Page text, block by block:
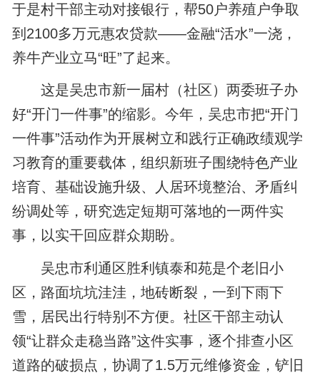
于是村干部主动对接银行，帮50户养殖户争取
到2100多万元惠农贷款——金融“活水”一浇，
养牛产业立马“旺”了起来。
这是吴忠市新一届村（社区）两委班子办
好“开门一件事”的缩影。今年，吴忠市把“开门
一件事”活动作为开展树立和践行正确政绩观学
习教育的重要载体，组织新班子围绕特色产业
培育、基础设施升级、人居环境整治、矛盾纠
纷调处等，研究选定短期可落地的一两件实
事，以实干回应群众期盼。
吴忠市利通区胜利镇泰和苑是个老旧小
区，路面坑坑洼洼，地砖断裂，一到下雨下
雪，居民出行特别不方便。社区干部主动认
领“让群众走稳当路”这件实事，逐个排查小区
道路的破损点，协调了1.5万元维修资金，铲旧